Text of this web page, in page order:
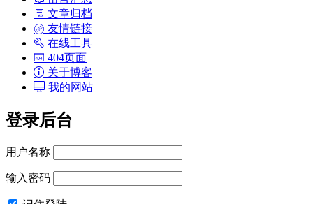
文章归档
友情链接
在线工具
404页面
关于博客
我的网站
登录后台
用户名称
输入密码